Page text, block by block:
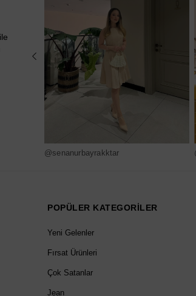
@senanurbayrakktar
POPÜLER KATEGORİLER
Yeni Gelenler
Fırsat Ürünleri
Çok Satanlar
Jean